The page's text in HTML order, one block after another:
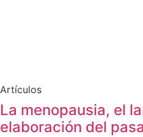
Artículos
La menopausia, el
elaboración del